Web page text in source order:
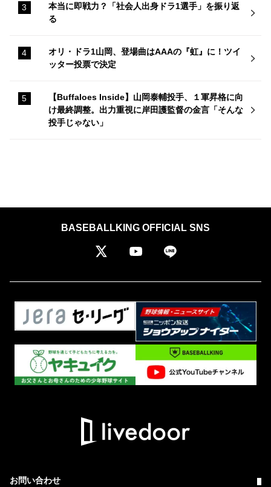
本当に即戦力？「社会人出身ドラ1選手」を振り返
る
オリ・ドラ1山岡、登場曲はAAAの『虹』に！ツイ
ッター投票で決定
【Buffaloes Inside】山岡泰輔投手、１軍昇格に向
け最終調整。出力重視に岸田護監督の金言「そんな
投手じゃない」
BASEBALLKING OFFICIAL SNS
お問い合わせ